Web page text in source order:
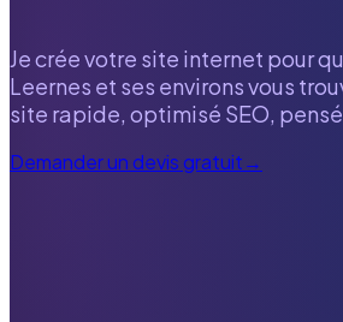
Je crée votre site internet pour
Leernes et ses environs vous
site rapide, optimisé SEO,
Demander un devis gratuit→